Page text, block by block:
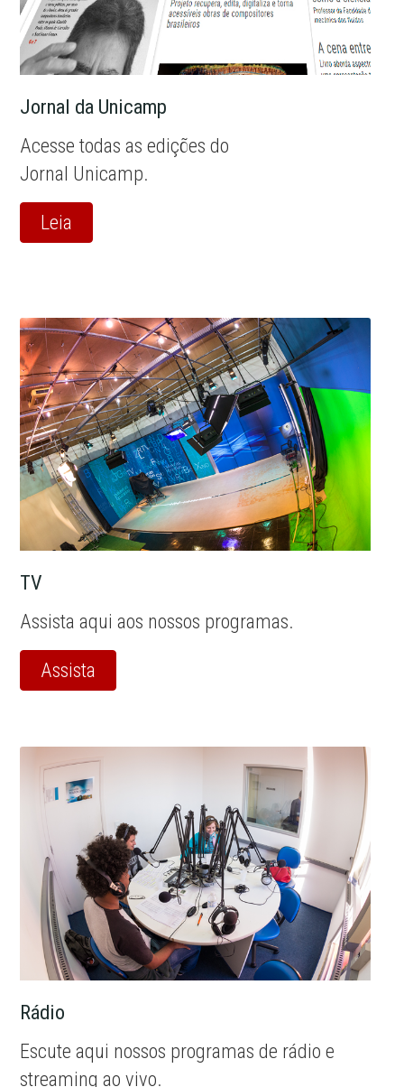
Jornal da Unicamp
Acesse todas as edições do
Jornal Unicamp.
Leia
TV
Assista aqui aos nossos programas.
Assista
Rádio
Escute aqui nossos programas de rádio e
streaming ao vivo.